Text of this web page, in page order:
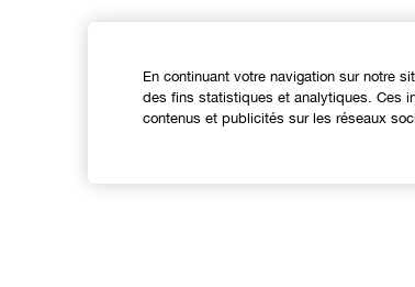
En continuant votre navigation sur notre
des fins statistiques et analytiques. Ces
contenus et publicités sur les réseaux